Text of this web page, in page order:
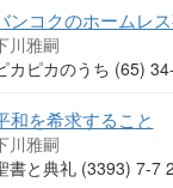
ンコクのホームレ
川雅嗣
カピカのうち (65)
和を希求すること
川雅嗣
書と典礼 (3393) 7-7